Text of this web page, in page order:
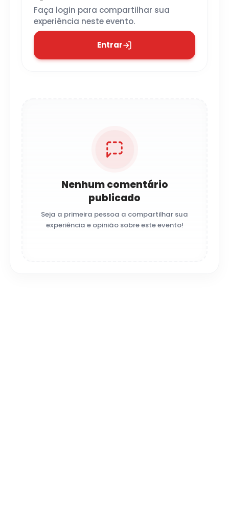
Faça login para compartilhar sua
experiência neste evento.
Entrar
Nenhum comentário
publicado
Seja a primeira pessoa a compartilhar sua
experiência e opinião sobre este evento!